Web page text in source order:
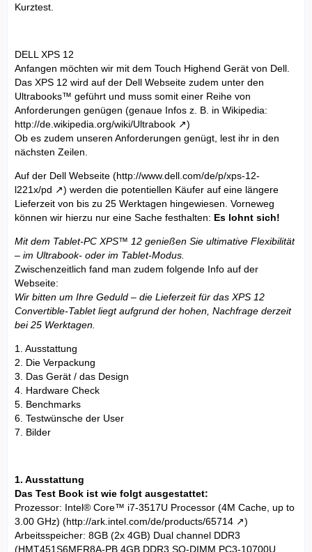
Kurztest.
DELL XPS 12
Anfangen möchten wir mit dem Touch Highend Gerät von Dell.
Das XPS 12 wird auf der Dell Webseite zudem unter den
Ultrabooks™ geführt und muss somit einer Reihe von
Anforderungen genügen (genaue Infos z. B. in Wikipedia:
http://de.wikipedia.org/wiki/Ultrabook
)
Ob es zudem unseren Anforderungen genügt, lest ihr in den
nächsten Zeilen.
Auf der Dell Webseite (http://www.dell.com/de/p/xps-12-
l221x/pd
) werden die potentiellen Käufer auf eine längere
Lieferzeit von bis zu 25 Werktagen hingewiesen. Vorneweg
können wir hierzu nur eine Sache festhalten: Es lohnt sich!
Mit dem Tablet-PC XPS™ 12 genießen Sie ultimative Flexibilität
– im Ultrabook- oder im Tablet-Modus.
Zwischenzeitlich fand man zudem folgende Info auf der
Webseite:
Wir bitten um Ihre Geduld – die Lieferzeit für das XPS 12
Convertible-Tablet liegt aufgrund der hohen, Nachfrage derzeit
bei 25 Werktagen.
1. Ausstattung
2. Die Verpackung
3. Das Gerät / das Design
4. Hardware Check
5. Benchmarks
6. Testwünsche der User
7. Bilder
1. Ausstattung
Das Test Book ist wie folgt ausgestattet:
Prozessor: Intel® Core™ i7-3517U Processor (4M Cache, up to
3.00 GHz) (http://ark.intel.com/de/products/65714
)
Arbeitsspeicher: 8GB (2x 4GB) Dual channel DDR3
(HMT451S6MFR8A-PB 4GB DDR3 SO-DIMM PC3-10700U